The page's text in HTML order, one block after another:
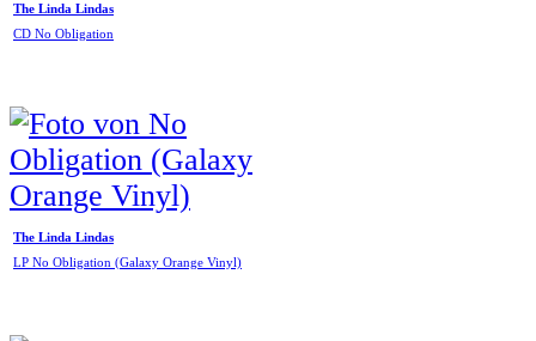
The Linda Lindas
CD No Obligation
The Linda Lindas
LP No Obligation (Galaxy Orange Vinyl)